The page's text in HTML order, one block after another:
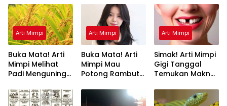
Arti Mimpi
Buka Mata! Arti
Mimpi Melihat
Padi Menguning
Diketahui
Arti Mimpi
Buka Mata! Arti
Mimpi Mau
Potong Rambut
Ini Penjelasannya
Arti Mimpi
Simak! Arti Mimpi
Gigi Tanggal
Temukan Makna